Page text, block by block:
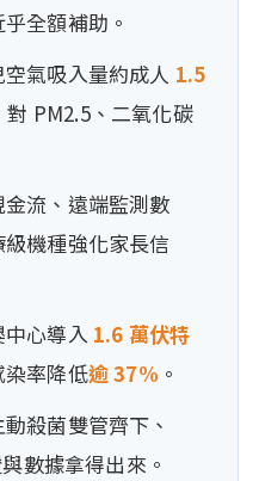
全額補助。
空氣吸入量約成人 1.5
對 PM2.5、二氧化碳
金流、遠端監測數
機種強化家長信
心導入 1.6 萬伏特
率降低逾 37% 。
動殺菌雙管齊下、
數據拿得出來。